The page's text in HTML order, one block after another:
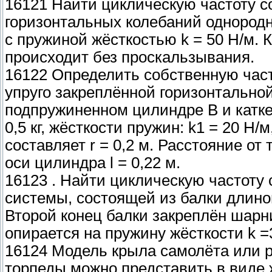
16121 Найти циклическую частоту
горизонтальных колебаний
с пружиной жёсткостью k = 50 Н/м.
происходит без проскальзывания.
16122 Определить собственную
упруго закреплённой
подпружиненном цилиндре В и
0,5 кг, жёсткости пружин: k1 = 20
составляет r = 0,2 м. Расстояние
оси цилиндра l = 0,22 м.
16123 . Найти циклическую
системы, состоящей из балки
Второй конец балки закреплён
опирается на пружину жёсткости k
16124 Модель крыла самолёта или
торпеды можно представить в